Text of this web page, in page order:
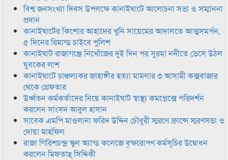
বিশ্ব জনসংখ্যা দিবস উপলক্ষে কানাইঘাটে আলোচনা সভা ও সম্মাননা
প্রদান
কানাইঘাটের কিশোর আহাদের খুনি সায়েমের আদালতে আত্মসমর্পন,
৫ দিনের রিমান্ড চাইবে পুলিশ
কানাইঘাট রাজাগঞ্জে নিখোঁজের দুই দিন পর সুরমা নদীতে ভেসে উঠল
যুবকের লাশ
কানাইঘাটে চাঞ্চল্যকর জাহাঙ্গীর হত্যা মামলার ৩ আসামী কক্সবাজার
থেকে গ্রেফতার
উর্ধ্বতন কর্মকর্তাদের নিয়ে কানাইঘাট স্বাস্থ্য কমপ্লেক্সে পরিদর্শন
করলেন সাংসদ আবুল হাসান
সাবেক এমপি মাওলানা ফরিদ উদ্দিন চৌধুরী স্মরণে ফ্রান্সে স্মরণসভা ও
দোয়া মাহফিল
রাজা গিরিশচন্দ্র স্কুল অ্যান্ড কলেজে বৃক্ষরোপণ কর্মসূচির উদ্বোধন
করলেন মিফতাহ্ সিদ্দিকী